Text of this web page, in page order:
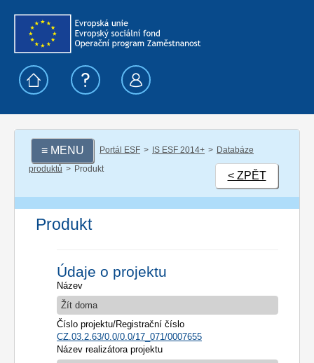
≡ MENU Portál ESF IS ESF 2014+
Databáze
produktů
Produkt
< ZPĚT
Produkt
Údaje o projektu
Název
Žít doma
Číslo projektu/Registrační číslo
CZ.03.2.63/0.0/0.0/17_071/0007655
Název realizátora projektu